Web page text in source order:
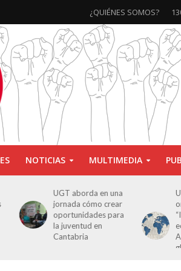
¿QUIÉNES SOMOS?
NOTICIAS MULTIMEDIA
UGT Andalucía
organiza las jornadas
“Impactos
económicos en
Andalucía: la